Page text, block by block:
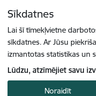
Sīkdatnes
Lai šī tīmekļvietne
sīkdatnes. Ar Jūsu
izmantotas statistikas un
Lūdzu, atzīmējiet savu
Noraidīt